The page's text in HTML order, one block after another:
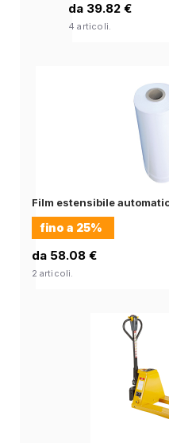
da 39.82 €
4 articoli.
Film estensibile
fino a 25%
da 58.08 €
2 articoli.